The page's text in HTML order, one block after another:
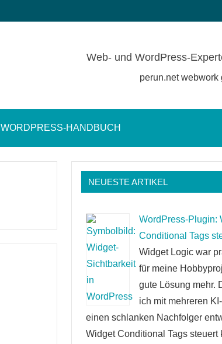
Web- und WordPress-
perun.net webwork
WORDPRESS-HANDBUCH
NEUESTE ARTIKEL
WordPress-Plugin:
Conditional Tags
Widget Logic war
für meine
gute Lösung mehr.
ich mit mehreren
einen schlanken Nachfolger
Widget Conditional Tags steuert